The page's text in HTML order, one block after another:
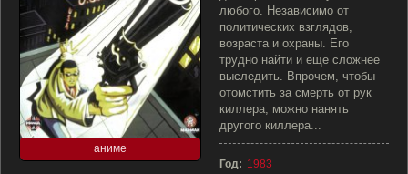
аниме
любого. Независимо от
политических взглядов,
возраста и охраны. Его
трудно найти и еще сложнее
выследить. Впрочем, чтобы
отомстить за смерть от рук
киллера, можно нанять
другого киллера...
Год: 1983